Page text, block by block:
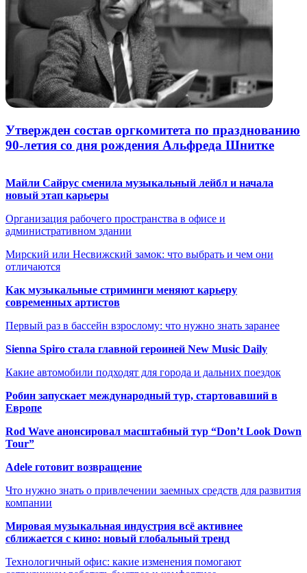
Утвержден состав оргкомитета по празднованию
90-летия со дня рождения Альфреда Шнитке
Майли Сайрус сменила музыкальный лейбл и начала
новый этап карьеры
Организация рабочего пространства в офисе и
административном здании
Мирский или Несвижский замок: что выбрать и чем они
отличаются
Как музыкальные стриминги меняют карьеру
современных артистов
Первый раз в бассейн взрослому: что нужно знать заранее
Sienna Spiro стала главной героиней New Music Daily
Какие автомобили подходят для города и дальних поездок
Робин запускает международный тур, стартовавший в
Европе
Rod Wave анонсировал масштабный тур “Don’t Look Down
Tour”
Adele готовит возвращение
Что нужно знать о привлечении заемных средств для развития
компании
Мировая музыкальная индустрия всё активнее
сближается с кино: новый глобальный тренд
Технологичный офис: какие изменения помогают